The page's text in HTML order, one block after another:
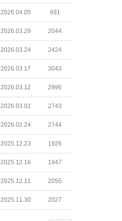
2026.04.05 691
2026.03.29 2044
2026.03.24 2424
2026.03.17 3043
2026.03.12 2996
2026.03.02 2743
2026.02.24 2744
2025.12.23 1926
2025.12.16 1947
2025.12.11 2055
2025.11.30 2027